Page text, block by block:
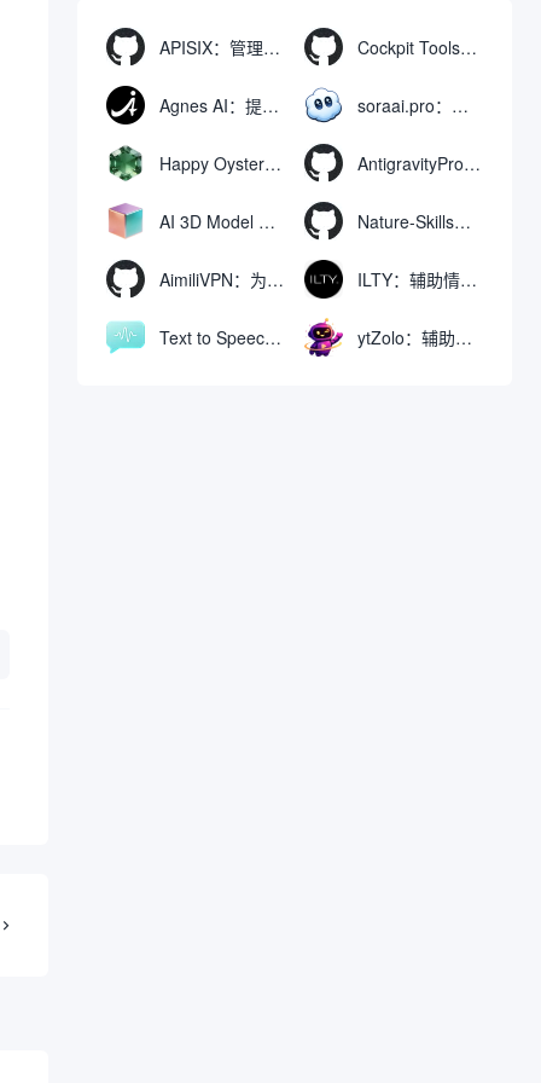
APISIX：管理和代理API及大模型流量的高性能网关 Cockpit Tools：管理多个AI编程IDE账号与配置多开独立实例的本地桌面应用
Agnes AI：提供全模态模型免费API、支持图文视频生成与复杂工程执行的智能体平台 soraai.pro：支持多模型文字转视频和图像生成的在线创作工具
Happy Oyster AI：生成可交互式3D虚拟世界与视频的大模型 AntigravityProxyLauncher：免TUN全局代理使用Antigravity IDE
AI 3D Model Generator：通过文本和图像快速生成3D模型的在线工具 Nature-Skills：辅助撰写学术论文和绘制科研图表的智能体插件
AimiliVPN：为Linux提供纯净出站家庭IP的VPN代理网关 ILTY：辅助情绪疏导与提供行动建议的AI陪伴工具
Text to Speech AI：支持多说话人与情感控制的文字转语音工具 ytZolo：辅助创建和优化YouTube视频内容的生成工具